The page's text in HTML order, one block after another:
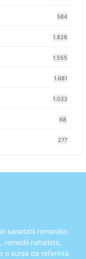
584
1.826
1.555
1.681
1.033
68
277
sanatatii romanilor.
remedii naturiste,
o sursa de referinta